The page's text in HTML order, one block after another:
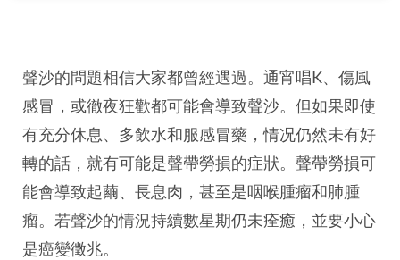
聲沙的問題相信大家都曾經遇過。通宵唱K、傷風
感冒，或徹夜狂歡都可能會導致聲沙。但如果即使
有充分休息、多飲水和服感冒藥，情况仍然未有好
轉的話，就有可能是聲帶勞損的症狀。聲帶勞損可
能會導致起繭、長息肉，甚至是咽喉腫瘤和肺腫
瘤。若聲沙的情況持續數星期仍未痊癒，並要小心
是癌變徵兆。